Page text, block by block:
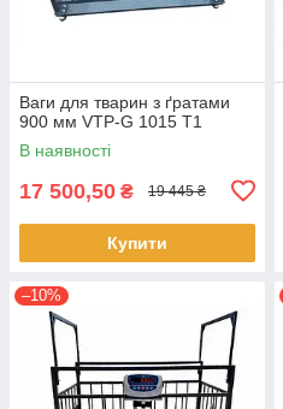
Ваги для тварин з ґратами
900 мм VTP-G 1015 T1
В наявності
17 500,50 ₴ 19 445 ₴
Купити
–10%